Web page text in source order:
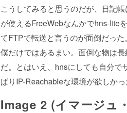
こうしてみると思うのだが、日記
が使えるFreeWebなんかでhns-lite
てFTPで転送と言うのが面倒だっ
僕だけではあるまい。面倒な物は
だ。とはいえ、hnsにしても自分で
ぱりIP-Reachableな環境が欲しかっ
Image 2 (イマージュ